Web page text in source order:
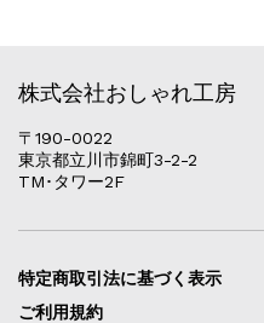
株式会社おしゃれ工房
〒190-0022
東京都立川市錦町3-2-2
TM･タワー2F
特定商取引法に基づく表示
ご利用規約